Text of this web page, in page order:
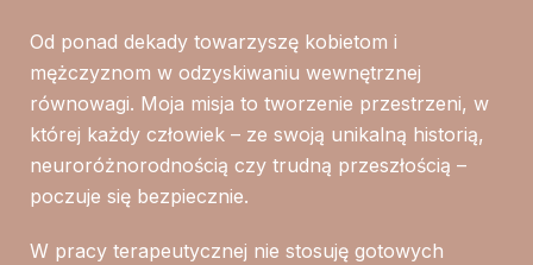
Od ponad dekady towarzyszę kobietom i
mężczyznom w odzyskiwaniu wewnętrznej
równowagi. Moja misja to tworzenie przestrzeni, w
której każdy człowiek – ze swoją unikalną historią,
neuroróżnorodnością czy trudną przeszłością –
poczuje się bezpiecznie.
W pracy terapeutycznej nie stosuję gotowych